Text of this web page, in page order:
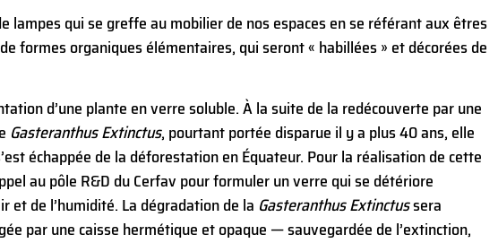
lampes qui se greffe au mobilier de nos espaces en se référant aux êtres
formes organiques élémentaires, qui seront « habillées » et décorées de
d’une plante en verre soluble. À la suite de la redécouverte par une
Gasteranthus Extinctus, pourtant portée disparue il y a plus 40 ans, elle
échappée de la déforestation en Équateur. Pour la réalisation de cette
au pôle R&D du Cerfav pour formuler un verre qui se détériore
et de l’humidité. La dégradation de la Gasteranthus Extinctussera
par une caisse hermétique et opaque — sauvegardée de l’extinction,